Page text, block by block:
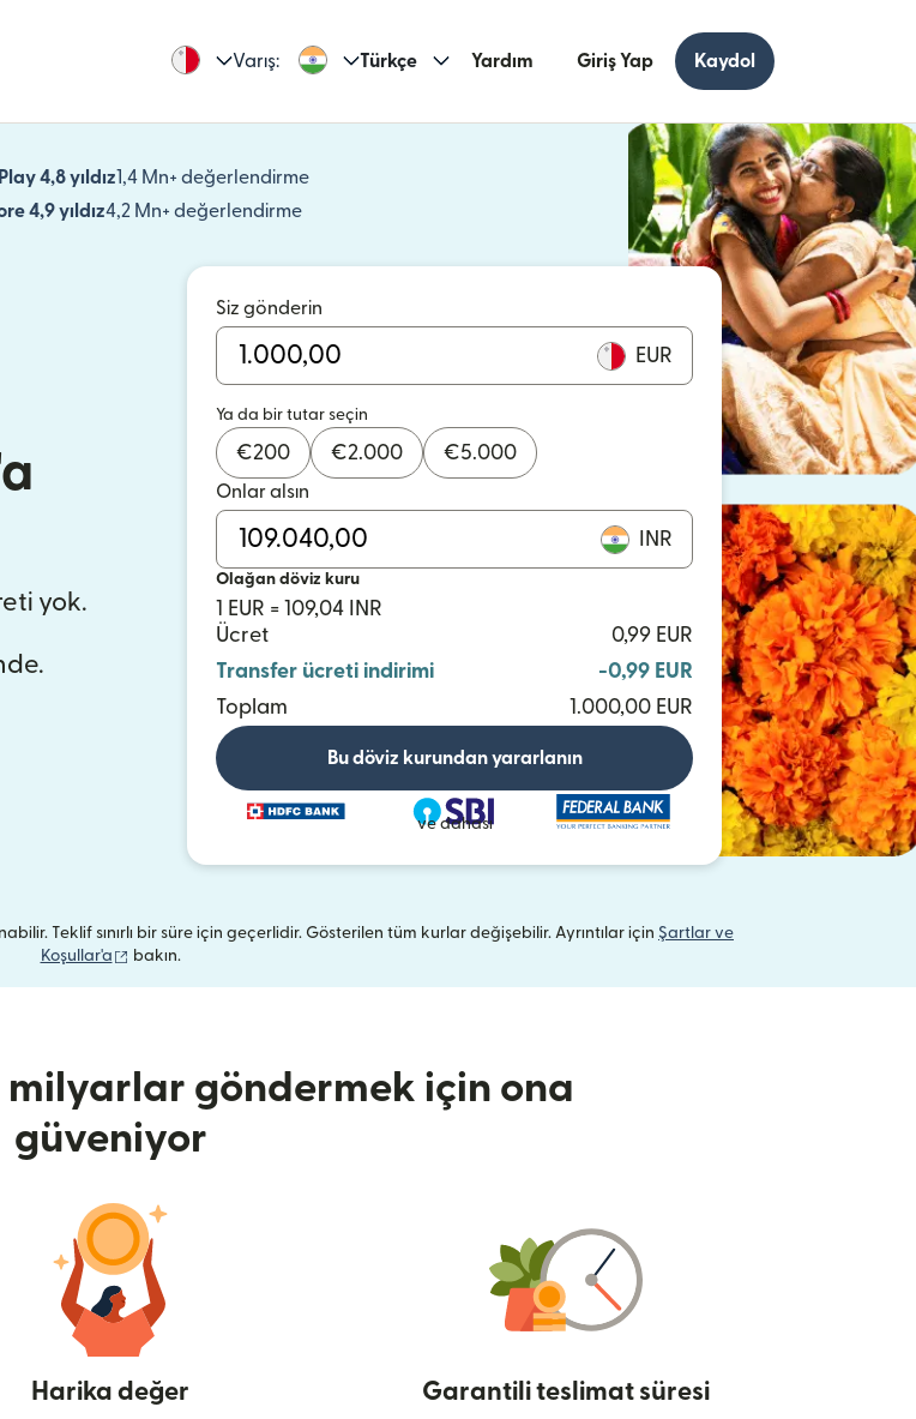
Varış: Türkçe Yardım Giriş Yap Kaydol
4,8 yıldız1,4 Mn+ değerlendirme
4,9 yıldız4,2 Mn+ değerlendirme
yok.
Siz gönderin
EUR
Ya da bir tutar seçin
€200 €2.000 €5.000
Onlar alsın
INR
Olağan döviz kuru
1 EUR = 109,04 INR
Ücret
0,99 EUR
Transfer ücreti indirimi
-0,99 EUR
Toplam
1.000,00 EUR
Bu döviz kurundan yararlanın
ve dahası
Teklif sınırlı bir süre için geçerlidir. Gösterilen tüm kurlar değişebilir. Ayrıntılar için Şartlar ve
Koşullar'a
(yeni pencerede açılır)
bakın.
göndermek için ona
güveniyor
Harika değer Garantili teslimat süresi